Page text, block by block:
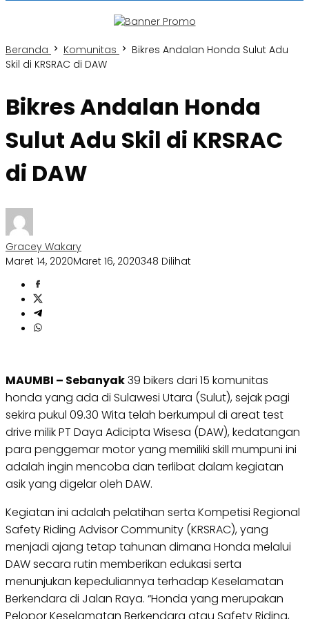
Beranda Komunitas
Bikres Andalan Honda Sulut Adu
Skil di KRSRAC di DAW
Bikres Andalan Honda
Sulut Adu Skil di KRSRAC
di DAW
Gracey Wakary
Maret 14, 2020Maret 16, 2020348 Dilihat
MAUMBI – Sebanyak39 bikers dari 15 komunitas
honda yang ada di Sulawesi Utara (Sulut), sejak pagi
sekira pukul 09.30 Wita telah berkumpul di areat test
drive milik PT Daya Adicipta Wisesa (DAW), kedatangan
para penggemar motor yang memiliki skill mumpuni ini
adalah ingin mencoba dan terlibat dalam kegiatan
asik yang digelar oleh DAW.
Kegiatan ini adalah pelatihan serta Kompetisi Regional
Safety Riding Advisor Community (KRSRAC), yang
menjadi ajang tetap tahunan dimana Honda melalui
DAW secara rutin memberikan edukasi serta
menunjukan kepeduliannya terhadap Keselamatan
Berkendara di Jalan Raya. “Honda yang merupakan